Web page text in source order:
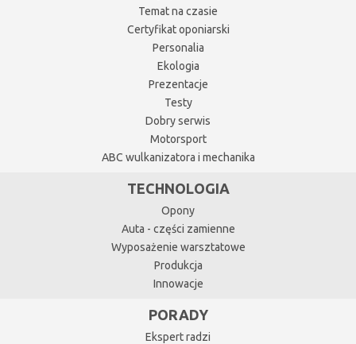
Temat na czasie
Certyfikat oponiarski
Personalia
Ekologia
Prezentacje
Testy
Dobry serwis
Motorsport
ABC wulkanizatora i mechanika
TECHNOLOGIA
Opony
Auta - części zamienne
Wyposażenie warsztatowe
Produkcja
Innowacje
PORADY
Ekspert radzi